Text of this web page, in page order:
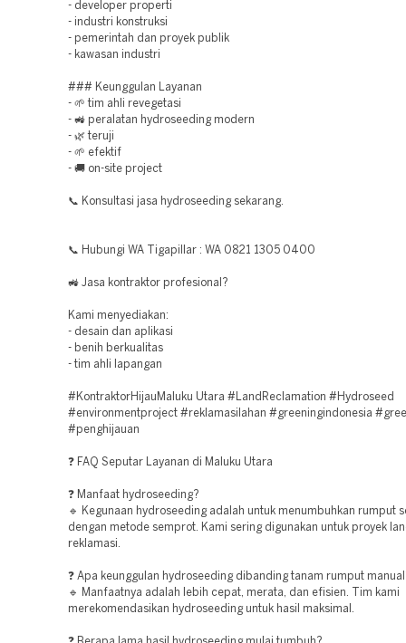
- developer properti
- industri konstruksi
- pemerintah dan proyek publik
- kawasan industri
### Keunggulan Layanan
- 🌱 tim ahli revegetasi
- 🚜 peralatan hydroseeding modern
- 🌿 teruji
- 🌱 efektif
- 🚚 on-site project
📞 Konsultasi jasa hydroseeding sekarang.
📞 Hubungi WA Tigapillar : WA 0821 1305 0400
🚜 Jasa kontraktor profesional?
Kami menyediakan:
- desain dan aplikasi
- benih berkualitas
- tim ahli lapangan
#KontraktorHijauMaluku Utara #LandReclamation #Hydroseed
#environmentproject #reklamasilahan #greeningindonesia
#penghijauan
❓ FAQ Seputar Layanan di Maluku Utara
❓ Manfaat hydroseeding?
🔹 Kegunaan hydroseeding adalah untuk menumbuhkan rumput
dengan metode semprot. Kami sering digunakan untuk proyek
reklamasi.
❓ Apa keunggulan hydroseeding dibanding tanam rumput
🔹 Manfaatnya adalah lebih cepat, merata, dan efisien. Tim kami
merekomendasikan hydroseeding untuk hasil maksimal.